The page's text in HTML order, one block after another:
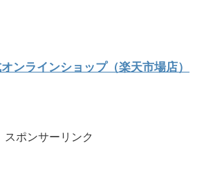
ンラインショップ（楽天市場店）
スポンサーリンク